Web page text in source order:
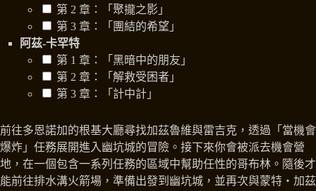
第 2 章：「聚攏之影」
第 3 章：「團結的希望」
阿茲-卡罕特
第 1 章：「黑暗中的朋友」
第 2 章：「解救受困者」
第 3 章：「計中計」
前往多恩諾加的根基大廳尋找加茲魯維與雷吉克，透過「當機會
爆炸」任務展開進入幽坑城的冒險。接下來你會被派去機會營
地，在一個包含一系列任務的區域中幫助任性的哥布林。隨後才
能前往排水溝火箭場，準備出發到幽坑城，並再次與蒙特‧加茲